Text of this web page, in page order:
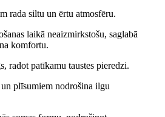
rada siltu un ērtu atmosfēru.
laikā neaizmirkstošu, saglabā
komfortu.
radot patīkamu taustes pieredzi.
plīsumiem nodrošina ilgu